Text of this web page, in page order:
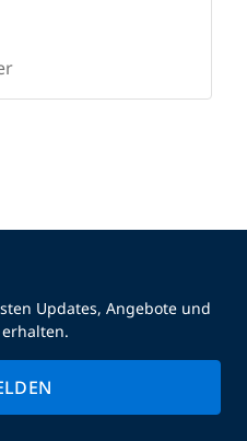
Updates, Angebote und